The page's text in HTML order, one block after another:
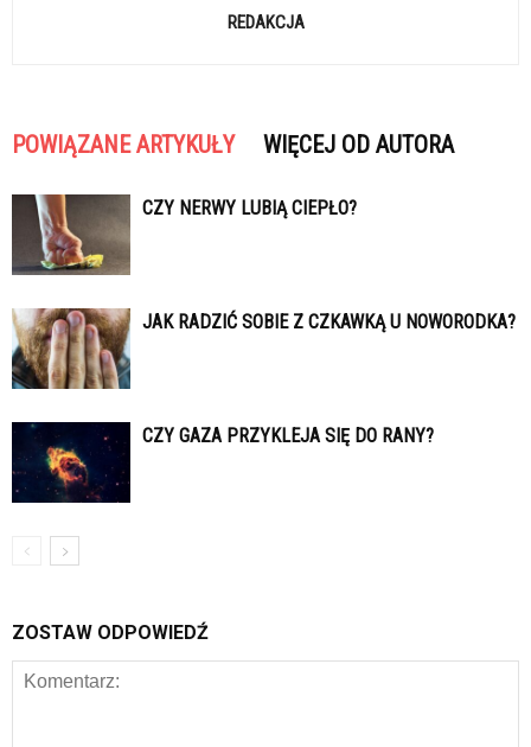
REDAKCJA
POWIĄZANE ARTYKUŁY WIĘCEJ OD AUTORA
CZY NERWY LUBIĄ CIEPŁO?
JAK RADZIĆ SOBIE Z CZKAWKĄ U NOWORODKA?
CZY GAZA PRZYKLEJA SIĘ DO RANY?
ZOSTAW ODPOWIEDŹ